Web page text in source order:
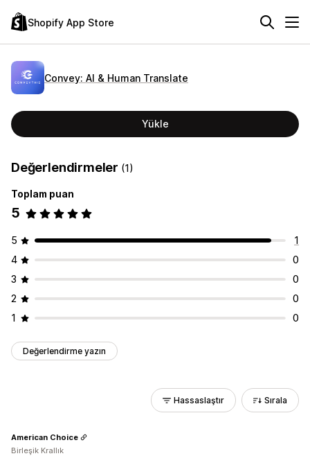
Shopify App Store
Convey: AI & Human Translate
Yükle
Değerlendirmeler (1)
Toplam puan
5
5
1
4
0
3
0
2
0
1
0
Değerlendirme yazın
Hassaslaştır Sırala
American Choice
Birleşik Krallık